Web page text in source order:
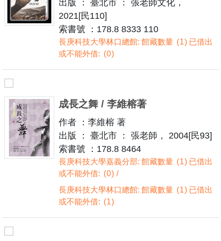
出版 ： 臺北市 ： 張老師文化，
2021[民110]
索書號 ：178.8 8333 110
長庚科技大學林口總館: 館藏數量 1 已借出
或不能外借:
0
成長之舞 / 李維榕著
作者 ：李維榕 著
出版 ： 臺北市 ： 張老師， 2004[民93]
索書號 ：178.8 8464
長庚科技大學嘉義分部: 館藏數量 1 已借出
或不能外借:
0
長庚科技大學林口總館: 館藏數量
1 已借出
或不能外借:
1